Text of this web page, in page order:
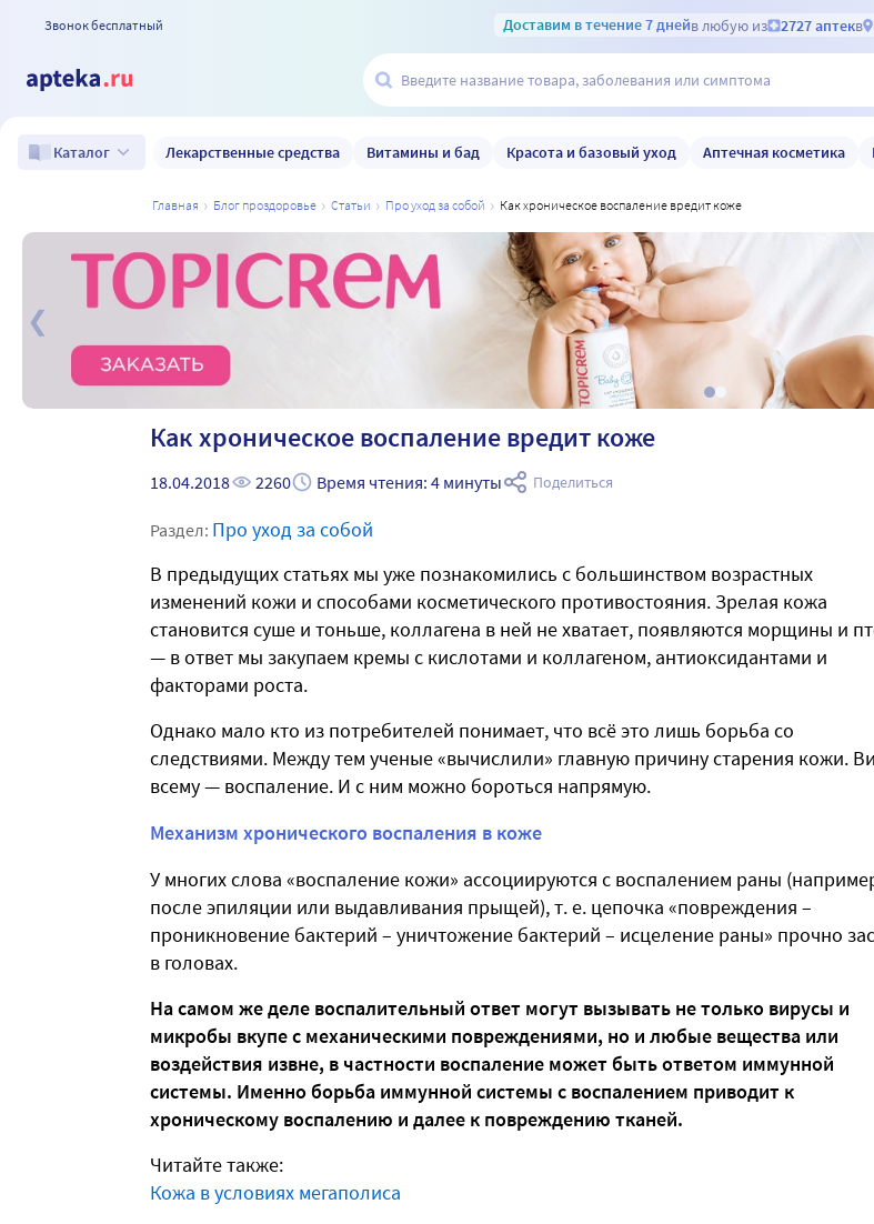
Звонок бесплатный Доставим в течение 7 днейв любую из 2727 аптекв
Каталог Лекарственные средства Витамины и бад Красота и базовый уход Аптечная косметика
главная блог проздоровье статьи про уход за собой как хроническое воспаление вредит коже
Как хроническое воспаление вредит коже
18.04.2018 2260 Время чтения: 4 минуты Поделиться
Раздел: Про уход за собой
В предыдущих статьях мы уже познакомились с большинством возрастных
изменений кожи и способами косметического противостояния. Зрелая кожа
становится суше и тоньше, коллагена в ней не хватает, появляются морщины и
— в ответ мы закупаем кремы с кислотами и коллагеном, антиоксидантами и
факторами роста.
Однако мало кто из потребителей понимает, что всё это лишь борьба со
следствиями. Между тем ученые «вычислили» главную причину старения кожи.
всему — воспаление. И с ним можно бороться напрямую.
Механизм хронического воспаления в коже
У многих слова «воспаление кожи» ассоциируются с воспалением раны
после эпиляции или выдавливания прыщей), т. е. цепочка «повреждения –
проникновение бактерий – уничтожение бактерий – исцеление раны» прочно
в головах.
На самом же деле воспалительный ответ могут вызывать не только вирусы и
микробы вкупе с механическими повреждениями, но и любые вещества или
воздействия извне, в частности воспаление может быть ответом иммунной
системы. Именно борьба иммунной системы с воспалением приводит к
хроническому воспалению и далее к повреждению тканей.
Читайте также:
Кожа в условиях мегаполиса